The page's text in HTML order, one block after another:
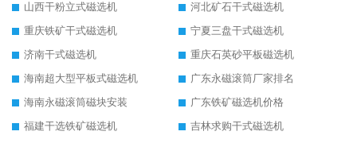
山西干粉立式磁选机
河北矿石干式磁选机
重庆铁矿干式磁选机
宁夏三盘干式磁选机
济南干式磁选机
重庆石英砂平板磁选机
海南超大型平板式磁选机
广东永磁滚筒厂家排名
海南永磁滚筒磁块安装
广东铁矿磁选机价格
福建干选铁矿磁选机
吉林求购干式磁选机